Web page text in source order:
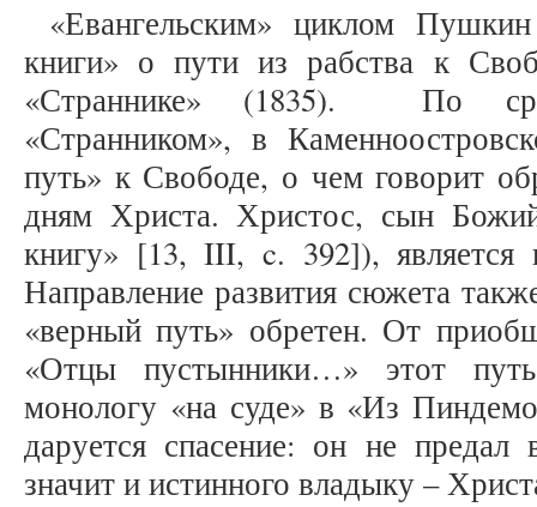
«Евангельским» циклом
книги» о пути из рабства к
«Страннике» (1835). По
«Странником», в
путь» к Свободе, о чем говорит
дням Христа. Христос, сын
книгу» [13, III, c. 392]), является
Направление развития сюжета
«верный путь» обретен. От
«Отцы пустынники…» этот
монологу «на суде» в «Из
даруется спасение: он не предал
значит и истинного владыку –